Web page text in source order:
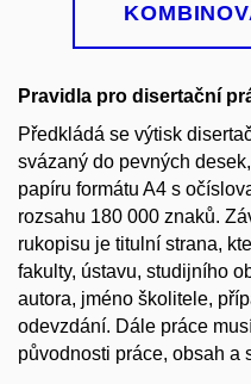
Pravidla pro disertační
Předkládá se výtisk
svázaný do pevných
papíru formátu A4 s
rozsahu 180 000 znaků.
rukopisu je titulní strana,
fakulty, ústavu, studijního
autora, jméno školitele,
odevzdání. Dále práce
původnosti práce, obsah a